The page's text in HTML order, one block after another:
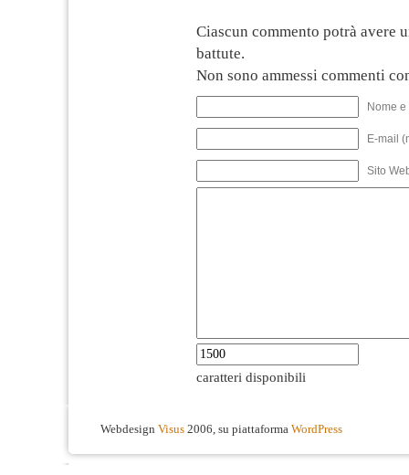
Ciascun commento potrà avere
battute.
Non sono ammessi commenti
Nome
E-mail
Sito
caratteri disponibili
Webdesign Visus 2006, su piattaforma WordPress